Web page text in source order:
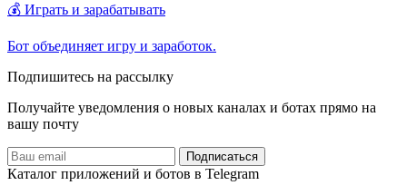
💰 Играть и зарабатывать
Бот объединяет игру и заработок.
Подпишитесь на рассылку
Получайте уведомления о новых каналах и ботаx прямо на
вашу почту
Подписаться
Каталог приложений и ботов в Telegram